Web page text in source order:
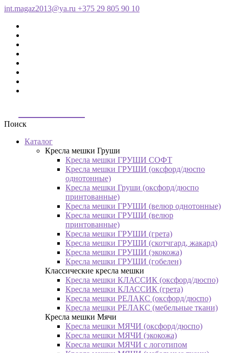
int.magaz2013@ya.ru +375 29 805 90 10
Поиск
Каталог
Кресла мешки Груши
Кресла мешки ГРУШИ СОФТ
Кресла мешки ГРУШИ (оксфорд/дюспо
однотонные)
Кресла мешки Груши (оксфорд/дюспо
принтованные)
Кресла мешки ГРУШИ (велюр однотонные)
Кресла мешки ГРУШИ (велюр
принтованные)
Кресла мешки ГРУШИ (грета)
Кресла мешки ГРУШИ (скотчгард, жакард)
Кресла мешки ГРУШИ (экокожа)
Кресла мешки ГРУШИ (гобелен)
Классические кресла мешки
Кресла мешки КЛАССИК (оксфорд/дюспо)
Кресла мешки КЛАССИК (грета)
Креслa мешки РЕЛАКС (оксфорд/дюспо)
Креслa мешки РЕЛАКС (мебельные ткани)
Кресла мешки Мячи
Кресла мешки МЯЧИ (оксфорд/дюспо)
Кресла мешки МЯЧИ (экокожа)
Кресла мешки МЯЧИ с логотипом